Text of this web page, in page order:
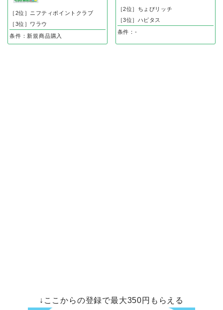
［2位］ニフティポイントクラブ
［3位］ワラウ
条件：新規商品購入
［2位］ちょびリッチ
［3位］ハピタス
条件：-
↓ここからの登録で最大350円もらえる